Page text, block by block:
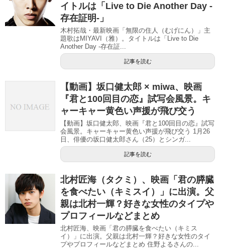
イトルは「Live to Die Another Day -
存在証明-」
木村拓哉・最新映画「無限の住人（むげにん）」主
題歌はMIYAVI（雅）。タイトルは「Live to Die
Another Day -存在証...
記事を読む
【動画】坂口健太郎 × miwa、映画
『君と100回目の恋』試写会風景。キ
ャーキャー黄色い声援が飛び交う
【動画】坂口健太郎、映画『君と100回目の恋』試写
会風景。キャーキャー黄色い声援が飛び交う 1月26
日、俳優の坂口健太郎さん（25）とシンガ...
記事を読む
北村匠海（タクミ）、映画「君の膵臓
を食べたい（キミスイ）」に出演。父
親は北村一輝？好きな女性のタイプや
プロフィールなどまとめ
北村匠海、映画「君の膵臓を食べたい（キミス
イ）」に出演。父親は北村一輝？好きな女性のタイ
プやプロフィールなどまとめ 住野よるさんの...